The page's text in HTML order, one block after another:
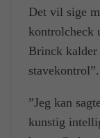
Det vil sige
kontrolcheck
Brinck kalder
stavekontrol”.
”Jeg kan
kunstig